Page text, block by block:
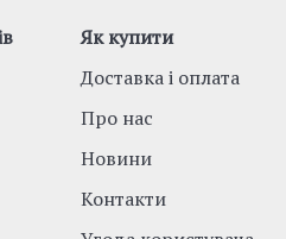
Як купити
Доставка і оплата
Про нас
Новини
Контакти